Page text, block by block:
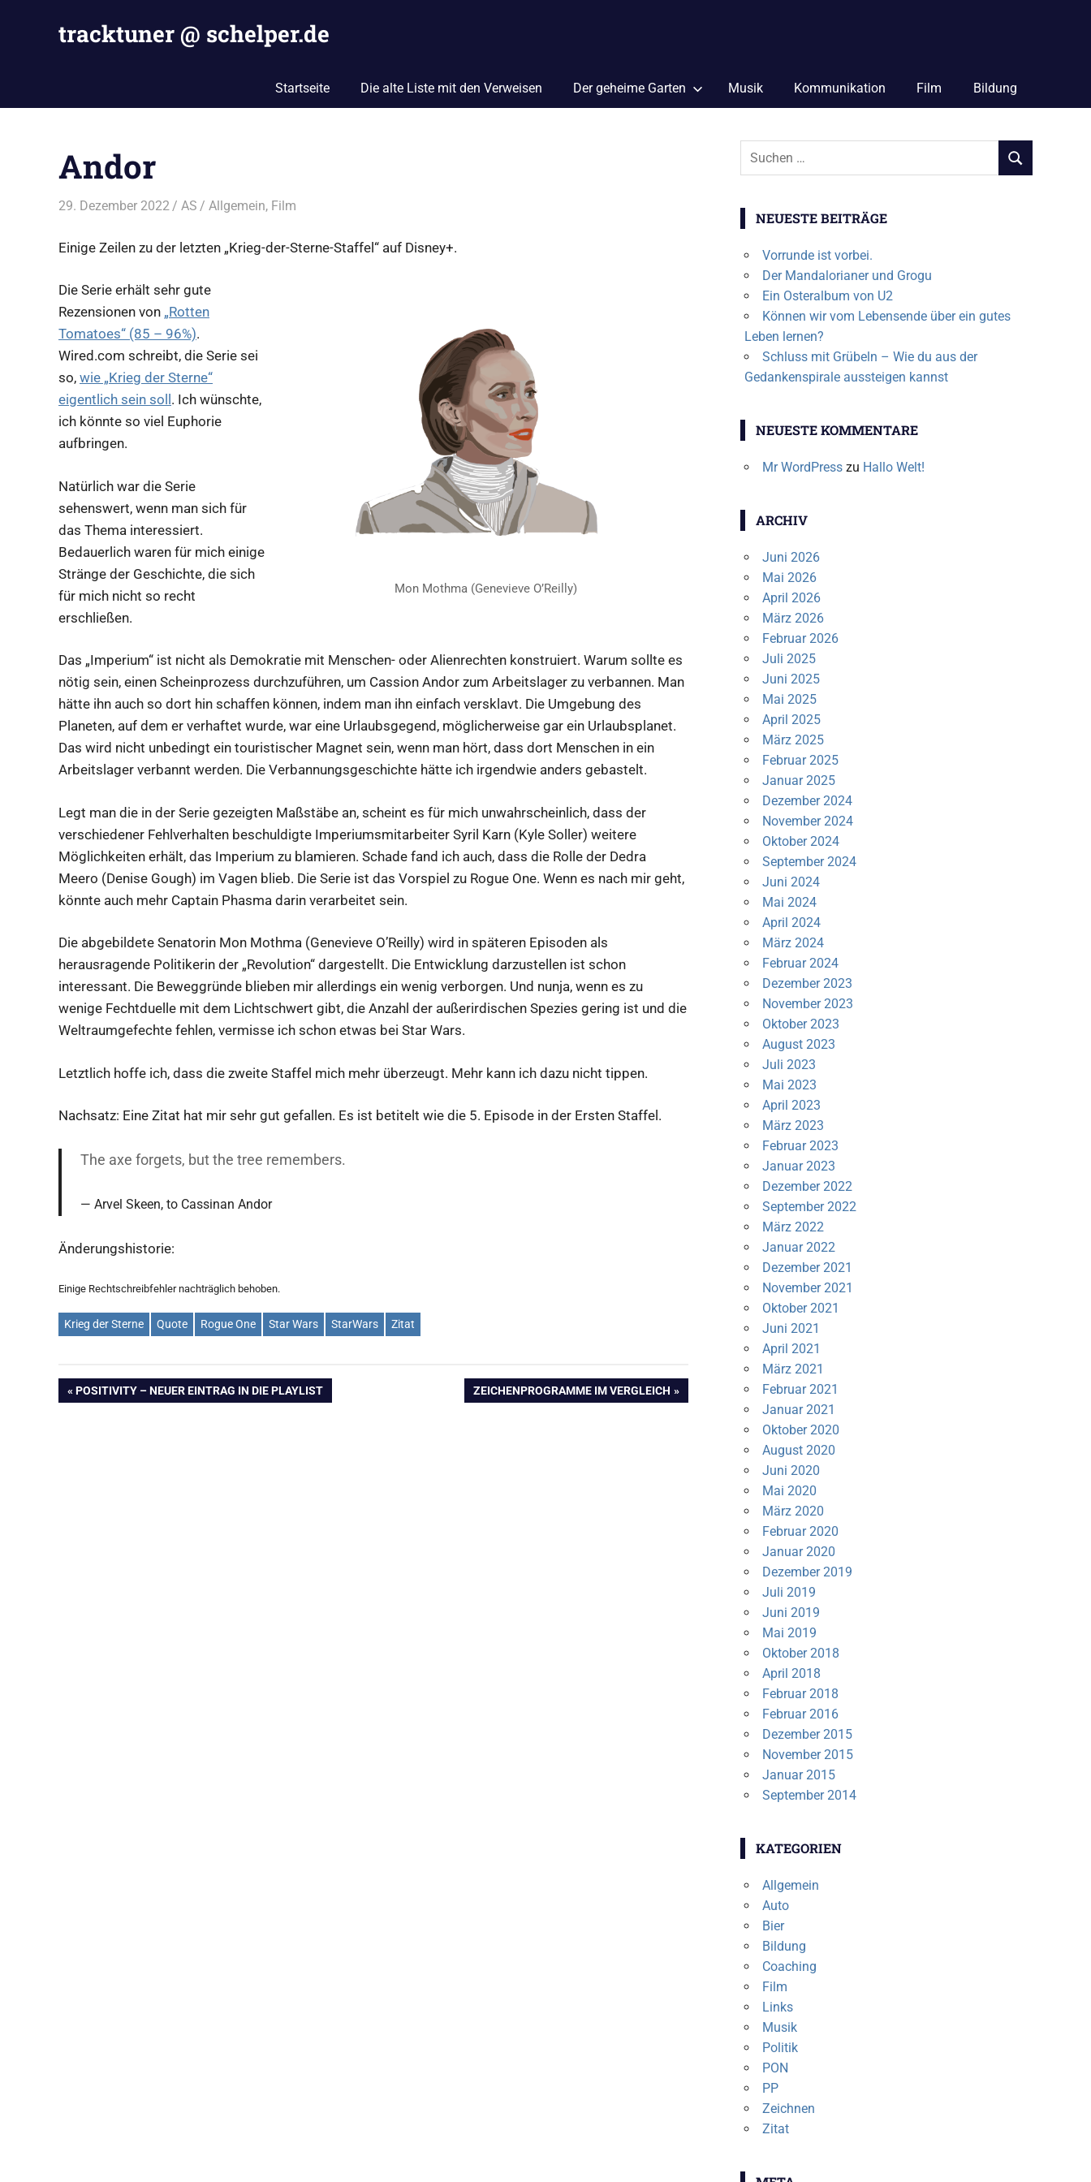
tracktuner @ schelper.de
Hahahaha.
Startseite Die alte Liste mit den Verweisen Der geheime Garten Musik Kommunikation Film Bildung
Andor
29. Dezember 2022 AS Allgemein, Film
Einige Zeilen zu der letzten „Krieg-der-Sterne-Staffel“ auf Disney+.
Mon Mothma (Genevieve O’Reilly)
Die Serie erhält sehr gute
Rezensionen von „Rotten
Tomatoes“ (85 – 96%).
Wired.com schreibt, die Serie sei
so, wie „Krieg der Sterne“
eigentlich sein soll . Ich wünschte,
ich könnte so viel Euphorie
aufbringen.
Natürlich war die Serie
sehenswert, wenn man sich für
das Thema interessiert.
Bedauerlich waren für mich einige
Stränge der Geschichte, die sich
für mich nicht so recht
erschließen.
Das „Imperium“ ist nicht als Demokratie mit Menschen- oder Alienrechten konstruiert. Warum sollte es
nötig sein, einen Scheinprozess durchzuführen, um Cassion Andor zum Arbeitslager zu verbannen. Man
hätte ihn auch so dort hin schaffen können, indem man ihn einfach versklavt. Die Umgebung des
Planeten, auf dem er verhaftet wurde, war eine Urlaubsgegend, möglicherweise gar ein Urlaubsplanet.
Das wird nicht unbedingt ein touristischer Magnet sein, wenn man hört, dass dort Menschen in ein
Arbeitslager verbannt werden. Die Verbannungsgeschichte hätte ich irgendwie anders gebastelt.
Legt man die in der Serie gezeigten Maßstäbe an, scheint es für mich unwahrscheinlich, dass der
verschiedener Fehlverhalten beschuldigte Imperiumsmitarbeiter Syril Karn (Kyle Soller) weitere
Möglichkeiten erhält, das Imperium zu blamieren. Schade fand ich auch, dass die Rolle der Dedra
Meero (Denise Gough) im Vagen blieb. Die Serie ist das Vorspiel zu Rogue One. Wenn es nach mir geht,
könnte auch mehr Captain Phasma darin verarbeitet sein.
Die abgebildete Senatorin Mon Mothma (Genevieve O’Reilly) wird in späteren Episoden als
herausragende Politikerin der „Revolution“ dargestellt. Die Entwicklung darzustellen ist schon
interessant. Die Beweggründe blieben mir allerdings ein wenig verborgen. Und nunja, wenn es zu
wenige Fechtduelle mit dem Lichtschwert gibt, die Anzahl der außerirdischen Spezies gering ist und die
Weltraumgefechte fehlen, vermisse ich schon etwas bei Star Wars.
Letztlich hoffe ich, dass die zweite Staffel mich mehr überzeugt. Mehr kann ich dazu nicht tippen.
Nachsatz: Eine Zitat hat mir sehr gut gefallen. Es ist betitelt wie die 5. Episode in der Ersten Staffel.
The axe forgets, but the tree remembers.
Arvel Skeen, to Cassinan Andor
Änderungshistorie:
Einige Rechtschreibfehler nachträglich behoben.
Krieg der Sterne Quote Rogue One Star Wars StarWars Zitat
Beitragsnavigation
VORHERIGER
POSITIVITY – NEUER EINTRAG IN DIE PLAYLIST
NÄCHSTER
ZEICHENPROGRAMME IM VERGLEICH
Suchen
SUCHEN
NEUESTE BEITRÄGE
Vorrunde ist vorbei.
Der Mandalorianer und Grogu
Ein Osteralbum von U2
Können wir vom Lebensende über ein gutes
Leben lernen?
Schluss mit Grübeln – Wie du aus der
Gedankenspirale aussteigen kannst
NEUESTE KOMMENTARE
Mr WordPresszu Hallo Welt!
ARCHIV
Juni 2026
Mai 2026
April 2026
März 2026
Februar 2026
Juli 2025
Juni 2025
Mai 2025
April 2025
März 2025
Februar 2025
Januar 2025
Dezember 2024
November 2024
Oktober 2024
September 2024
Juni 2024
Mai 2024
April 2024
März 2024
Februar 2024
Dezember 2023
November 2023
Oktober 2023
August 2023
Juli 2023
Mai 2023
April 2023
März 2023
Februar 2023
Januar 2023
Dezember 2022
September 2022
März 2022
Januar 2022
Dezember 2021
November 2021
Oktober 2021
Juni 2021
April 2021
März 2021
Februar 2021
Januar 2021
Oktober 2020
August 2020
Juni 2020
Mai 2020
März 2020
Februar 2020
Januar 2020
Dezember 2019
Juli 2019
Juni 2019
Mai 2019
Oktober 2018
April 2018
Februar 2018
Februar 2016
Dezember 2015
November 2015
Januar 2015
September 2014
KATEGORIEN
Allgemein
Auto
Bier
Bildung
Coaching
Film
Links
Musik
Politik
PON
PP
Zeichnen
Zitat